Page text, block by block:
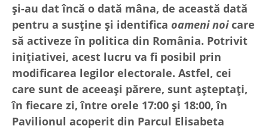
și-au dat încă o dată mâna, de această dată
pentru a susține și identifica oameni noicare
să activeze în politica din România. Potrivit
inițiativei, acest lucru va fi posibil prin
modificarea legilor electorale. Astfel, cei
care sunt de aceeași părere, sunt așteptați,
în fiecare zi, între orele 17:00 și 18:00, în
Pavilionul acoperit din Parcul Elisabeta